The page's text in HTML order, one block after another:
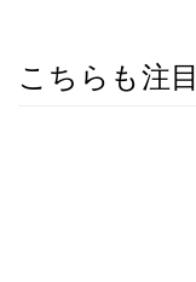
こちらも注目